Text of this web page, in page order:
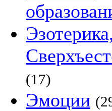
Эзотерика,
(17)
Эмоции